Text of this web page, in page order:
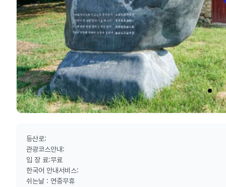
등산로:
관광코스안내:
입 장 료:무료
한국어 안내서비스:
쉬는날 : 연중무휴